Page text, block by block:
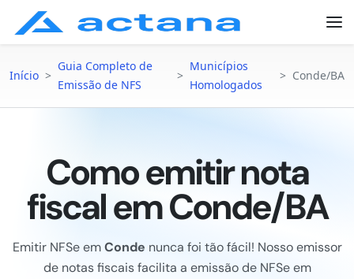
Início >
Guia Completo de
Emissão de NFS
>
Municípios
Homologados
> Conde/BA
Como emitir nota
fiscal em Conde/BA
Emitir NFSe emConde nunca foi tão fácil! Nosso emissor
de notas fiscais facilita a emissão de NFSe em